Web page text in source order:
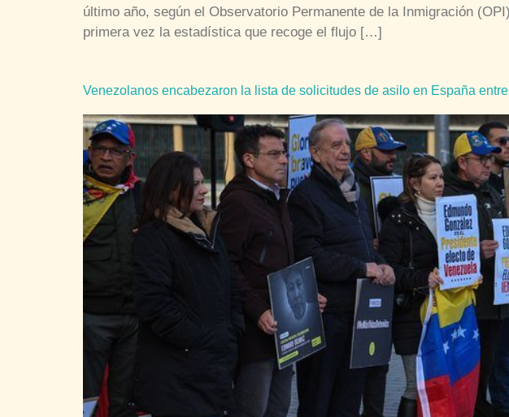
último año, según el Observatorio Permanente de la Inmigración
primera vez la estadística que recoge el flujo […]
Venezolanos encabezaron la lista de solicitudes de asilo en España